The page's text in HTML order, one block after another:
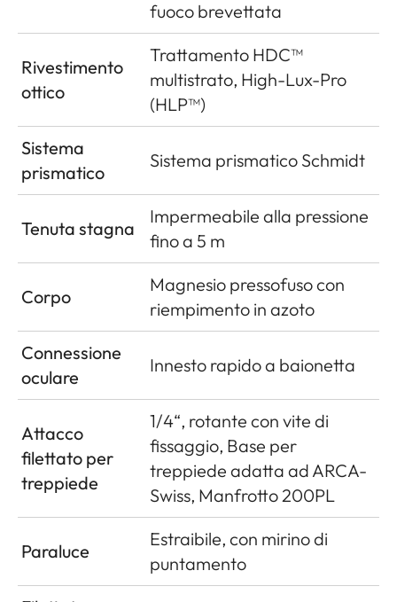
fuoco brevettata
Rivestimento
ottico
Trattamento HDC™
multistrato, High-Lux-Pro
(HLP™)
Sistema
prismatico
Sistema prismatico Schmidt
Tenuta stagna
Impermeabile alla pressione
fino a 5 m
Corpo
Magnesio pressofuso con
riempimento in azoto
Connessione
oculare
Innesto rapido a baionetta
Attacco
filettato per
treppiede
1/4“, rotante con vite di
fissaggio, Base per
treppiede adatta ad ARCA-
Swiss, Manfrotto 200PL
Paraluce
Estraibile, con mirino di
puntamento